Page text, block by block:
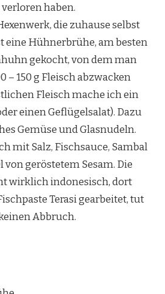
haben.
die zuhause selbst
eine Hühnerbrühe, am besten
gekocht, von dem man
– 150 g Fleisch abzwacken
Fleisch mache ich ein
einen Geflügelsalat). Dazu
Gemüse und Glasnudeln.
mit Salz, Fischsauce, Sambal
von geröstetem Sesam. Die
wirklich indonesisch, dort
Terasi gearbeitet, tut
Abbruch.